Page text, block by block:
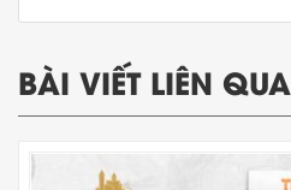
BÀI VIẾT LIÊN